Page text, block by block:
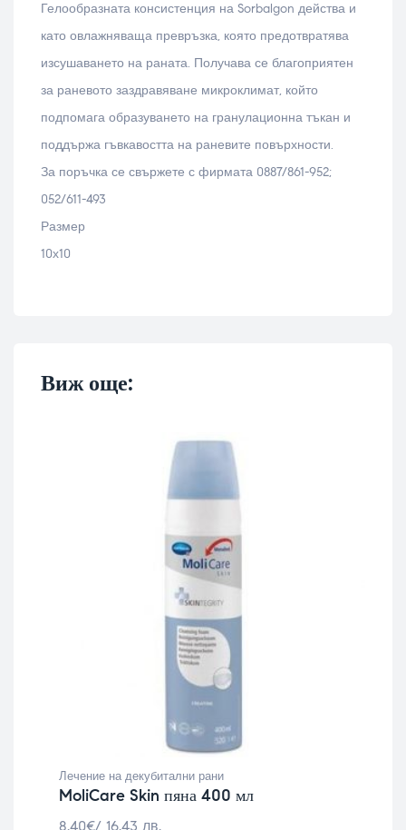
Гелообразната консистенция на Sorbalgon действа и
като овлажняваща превръзка, която предотвратява
изсушаването на раната. Получава се благоприятен
за раневото заздравяване микроклимат, който
подпомага образуването на гранулационна тъкан и
поддържа гъвкавостта на раневите повърхности.
За поръчка се свържете с фирмата 0887/861-952;
052/611-493
Размер
10х10
Виж още:
Лечение на декубитални рани
MoliCare Skin пяна 400 мл
8.40€/ 16.43 лв.